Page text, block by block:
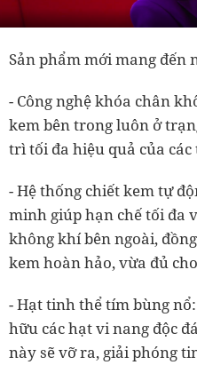
Sản phẩm mới mang
- Công nghệ khóa chân
kem bên trong luôn ở
trì tối đa hiệu quả của
- Hệ thống chiết kem tự
minh giúp hạn chế tối đa
không khí bên ngoài,
kem hoàn hảo, vừa đủ
- Hạt tinh thể tím bùng
hữu các hạt vi nang độc
này sẽ vỡ ra, giải phóng